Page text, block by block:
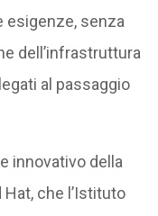
esigenze, senza
dell’infrastruttura
al passaggio
innovativo della
che l’Istituto